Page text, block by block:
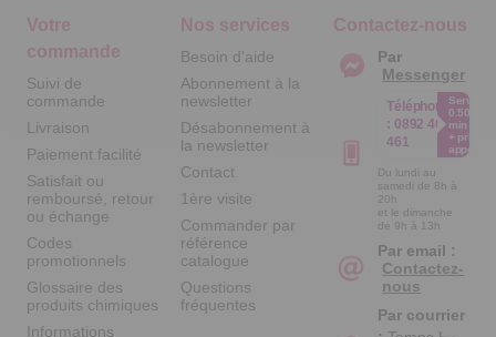
Votre
commande
Suivi de
commande
Livraison
Paiement facilité
Satisfait ou
remboursé, retour
ou échange
Codes
promotionnels
Glossaire des
produits chimiques
Informations
Nos services
Besoin d'aide
Abonnement à la
newsletter
Désabonnement à
la newsletter
Contact
1ère visite
Commander par
référence
catalogue
Questions
fréquentes
Contactez-nous
Par
Messenger
Téléphone
: 0892 461
461
Service
0.50€ /
min
+ prix
appel
Du lundi au
samedi de 8h à
20h
et le dimanche
de 9h à 13h
Par email :
Contactez-
nous
Par courrier